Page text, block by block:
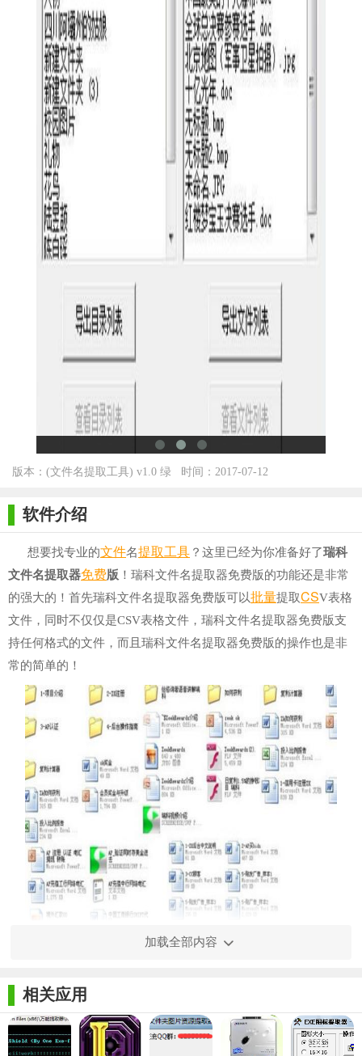
版本：(文件名提取工具) v1.0 绿
时间：2017-07-12
软件介绍
想要找专业的文件名提取工具 ？这里已经为你准备好了瑞科
文件名提取器免费版 ！瑞科文件名提取器免费版的功能还是非常
的强大的！首先瑞科文件名提取器免费版可以批量提取CSV表格
文件，同时不仅仅是CSV表格文件，瑞科文件名提取器免费版支
持任何格式的文件，而且瑞科文件名提取器免费版的操作也是非
常的简单的！
瑞科文件名提取器免费版是一款由瑞科科技编写的文件名提
取工具，可以批量提取CSV表格文件，自动提取子目录，只要设
置好选项就能操作，简单易用。
加载全部内容
相关应用